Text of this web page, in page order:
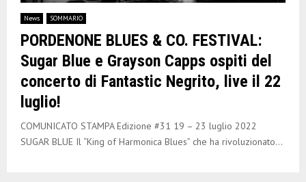
N
U
News SOMMARIO
PORDENONE BLUES & CO. FESTIVAL:
Sugar Blue e Grayson Capps ospiti del
concerto di Fantastic Negrito, live il 22
luglio!
COMUNICATO STAMPA Edizione #31 19 – 23 luglio 2022
SUGAR BLUE Il “King of Harmonica Blues” che ha rivoluzionato...